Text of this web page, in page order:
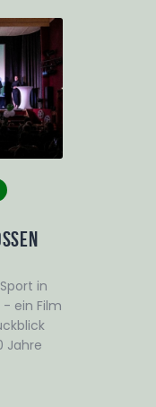
in
ein Film
Jahre